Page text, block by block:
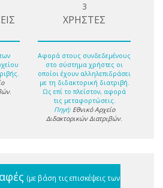
.
3
ΧΡΗΣΤΕΣ
Αφορά στους συνδεδεμένους
στο σύστημα χρήστες οι
οποίοι έχουν αλληλεπιδράσει
με τη διδακτορική διατριβή.
Ως επί το πλείστον, αφορά
τις μεταφορτώσεις.
Πηγή: Εθνικό Αρχείο
Διδακτορικών Διατριβών.
(με βάση τις επισκέψεις των